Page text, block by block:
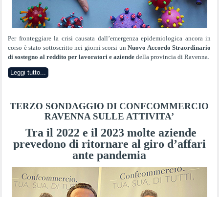
Per fronteggiare la crisi causata dall’emergenza epidemiologica ancora in
corso è stato sottoscritto nei giorni scorsi unNuovo Accordo Straordinario
di sostegno al reddito per lavoratori e aziende della provincia di Ravenna.
Leggi tutto...
TERZO SONDAGGIO DI CONFCOMMERCIO
RAVENNA SULLE ATTIVITA’
Tra il 2022 e il 2023 molte aziende
prevedono di ritornare al giro d’affari
ante pandemia